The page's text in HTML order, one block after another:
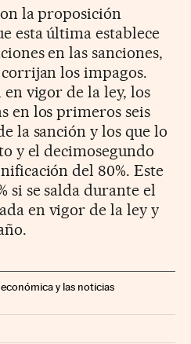
la proposición
esta última establece
en las sanciones,
los impagos.
vigor de la ley, los
en los primeros seis
la sanción y los que lo
y el decimosegundo
del 80%. Este
si se salda durante el
en vigor de la ley y
y las noticias
en Twitter